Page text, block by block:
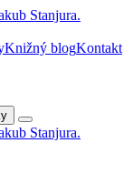
Knižný blogKontakt